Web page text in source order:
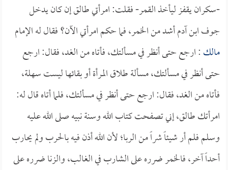
-سكران يقفز ليأخذ القمر- فقلت: امرأتي طالق إن كان يدخل
جوف ابن آدم أشد من الخمر، فما حكم امرأتي الآن؟ فقال له الإمام
مالك: ارجع حتى أنظر في مسألتك، فأتاه من الغد، فقال: ارجع
حتى أنظر في مسألتك، مسألة طلاق المرأة أو بقائها ليست سهلة،
فأتاه من الغد، فقال: ارجع حتى أنظر في مسألتك، فلما أتاه قال له:
امرأتك طالق، إني تصفحت كتاب الله وسنة نبيه صلى الله عليه
وسلم فلم أر شيئاً شراً من الربا؛ لأن الله أذن فيه بالحرب ولم يحارب
أحداً آخر، فالخمر ضرره على الشارب في الغالب، والزنا ضرره على